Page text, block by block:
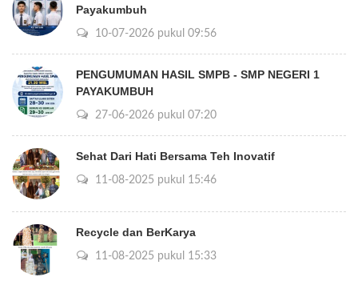
Payakumbuh
10-07-2026 pukul 09:56
PENGUMUMAN HASIL SMPB - SMP NEGERI 1
PAYAKUMBUH
27-06-2026 pukul 07:20
Sehat Dari Hati Bersama Teh Inovatif
11-08-2025 pukul 15:46
Recycle dan BerKarya
11-08-2025 pukul 15:33